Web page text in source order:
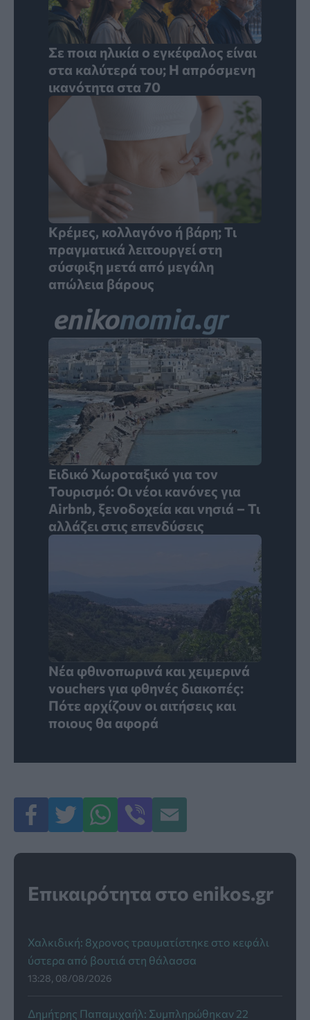
Σε ποια ηλικία ο εγκέφαλος είναι
στα καλύτερά του; Η απρόσμενη
ικανότητα στα 70
Κρέμες, κολλαγόνο ή βάρη; Τι
πραγματικά λειτουργεί στη
σύσφιξη μετά από μεγάλη
απώλεια βάρους
Ειδικό Χωροταξικό για τον
Τουρισμό: Οι νέοι κανόνες για
Airbnb, ξενοδοχεία και νησιά – Τι
αλλάζει στις επενδύσεις
Νέα φθινοπωρινά και χειμερινά
vouchers για φθηνές διακοπές:
Πότε αρχίζουν οι αιτήσεις και
ποιους θα αφορά
Επικαιρότητα στο enikos.gr
Χαλκιδική: 8χρονος τραυματίστηκε στο κεφάλι
ύστερα από βουτιά στη θάλασσα
13:28, 08/08/2026
Δημήτρης Παπαμιχαήλ: Συμπληρώθηκαν 22